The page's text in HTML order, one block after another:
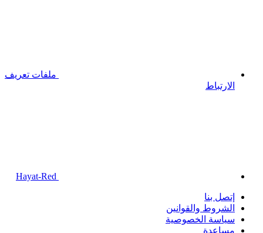
ملفات تعريف
الارتباط
إتصل بنا
الشروط والقوانين
سياسة الخصوصية
مساعدة